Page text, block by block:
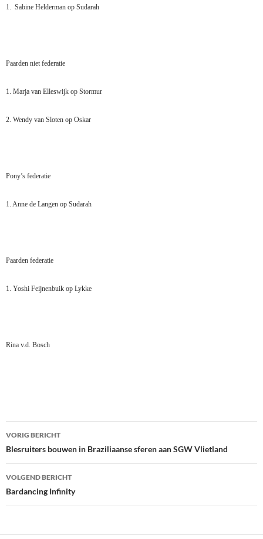
1. Sabine Helderman op Sudarah
Paarden niet federatie
1. Marja van Elleswijk op Stormur
2. Wendy van Sloten op Oskar
Pony’s federatie
1. Anne de Langen op Sudarah
Paarden federatie
1. Yoshi Feijnenbuik op Lykke
Rina v.d. Bosch
Bericht
navigatie
VORIG BERICHT
Blesruiters bouwen in Braziliaanse sferen aan SGW Vlietland
VOLGEND BERICHT
Bardancing Infinity